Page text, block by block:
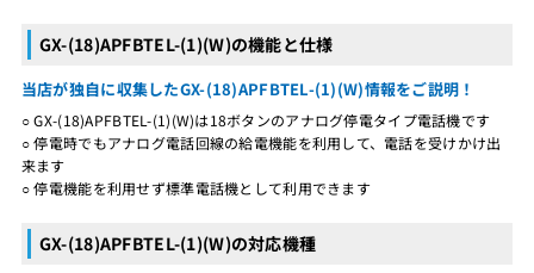
GX-(18)APFBTEL-(1)(W)の機能と仕様
当店が独自に収集したGX-(18)APFBTEL-(1)(W)情報をご説明！
○ GX-(18)APFBTEL-(1)(W)は18ボタンのアナログ停電タイプ電話機です
○ 停電時でもアナログ電話回線の給電機能を利用して、電話を受けかけ出
来ます
○ 停電機能を利用せず標準電話機として利用できます
GX-(18)APFBTEL-(1)(W)の対応機種